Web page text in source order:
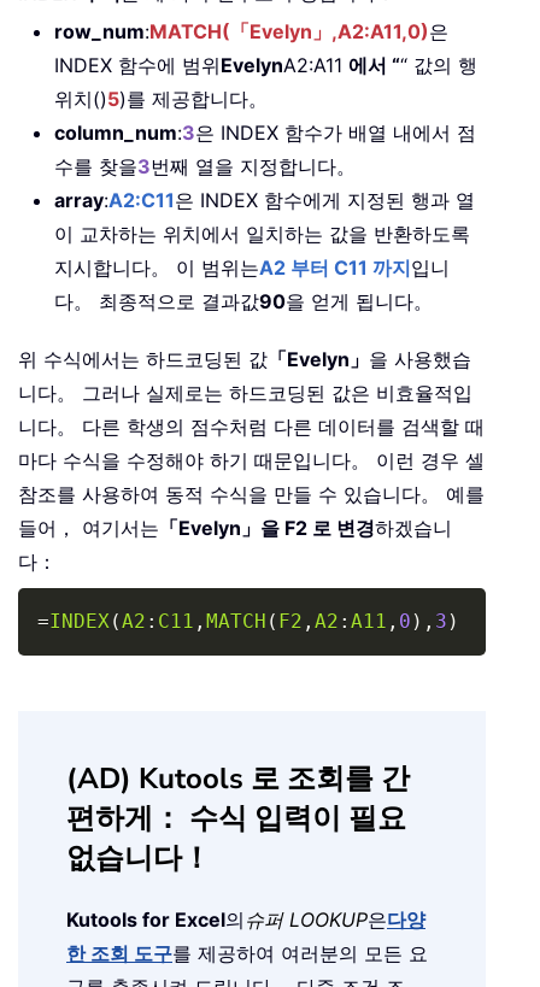
row_num:MATCH(「Evelyn」,A2:A11,0)은
INDEX 함수에 범위EvelynA2:A11 에서 ““ 값의 행
위치()5)를 제공합니다。
column_num:3은 INDEX 함수가 배열 내에서 점
수를 찾을3번째 열을 지정합니다。
array:A2:C11은 INDEX 함수에게 지정된 행과 열
이 교차하는 위치에서 일치하는 값을 반환하도록
지시합니다。 이 범위는A2 부터 C11 까지입니
다。 최종적으로 결과값90을 얻게 됩니다。
위 수식에서는 하드코딩된 값 「Evelyn」 을 사용했습
니다。 그러나 실제로는 하드코딩된 값은 비효율적입
니다。 다른 학생의 점수처럼 다른 데이터를 검색할 때
마다 수식을 수정해야 하기 때문입니다。 이런 경우 셀
참조를 사용하여 동적 수식을 만들 수 있습니다。 예를
들어， 여기서는 「Evelyn」을 F2 로 변경하겠습니
다：
=INDEX (A2 : C11 , MATCH ( F2 , A2 : A11 , 0 ) , 3 )
Copy
(AD) Kutools 로 조회를 간
편하게： 수식 입력이 필요
없습니다！
Kutools for Excel의 슈퍼 LOOKUP은다양
한 조회 도구를 제공하여 여러분의 모든 요